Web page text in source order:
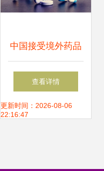
中国接受境外药品
临床试验数据 网络
信息安全软件开发
查看详情
更新时间：2026-08-06
22:16:47